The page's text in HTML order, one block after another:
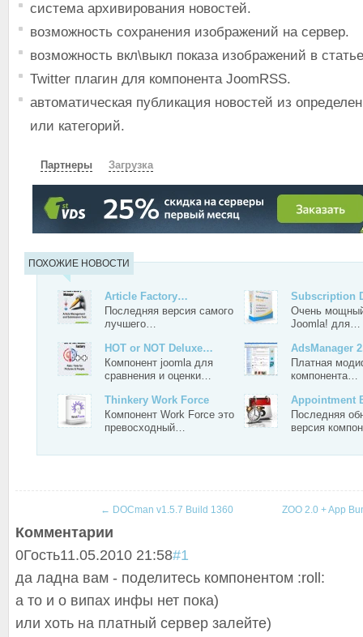
система архивирования новостей.
возможность сохранения изображений на сервер.
возможность вкл\выкл показа изображений в
Twitter плагин для компонента JoomRSS.
автоматическая публикация новостей из
или категорий.
Партнеры Загрузка
СКАЧАТЬ ЗЕРКАЛО ЗЕРКАЛО №2
ПОХОЖИЕ НОВОСТИ
Article Factory…
Последняя версия самого
лучшего…
Subscription
Очень
Joomla! для…
HOT or NOT Deluxe…
Компонент joomla для
сравнения и оценки…
AdsManager
Платная
компонента…
Thinkery Work Force
Компонент Work Force это
превосходный…
Appointment
Последняя
версия
← DOCman v1.5.7 Build 1360 ZOO 2.0 + App
Комментарии
0Гость11.05.2010 21:58#1
да ладна вам - поделитесь компонентом :roll:
а то и о випах инфы нет пока)
или хоть на платный сервер залейте)